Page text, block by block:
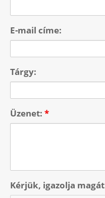
E-mail címe:
Tárgy:
Üzenet: *
Kérjük, igazolja magát